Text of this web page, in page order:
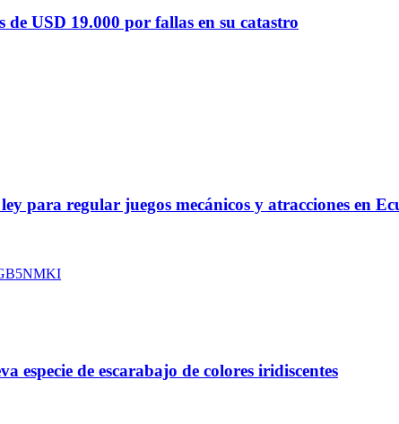
de USD 19.000 por fallas en su catastro
para regular juegos mecánicos y atracciones en
especie de escarabajo de colores iridiscentes